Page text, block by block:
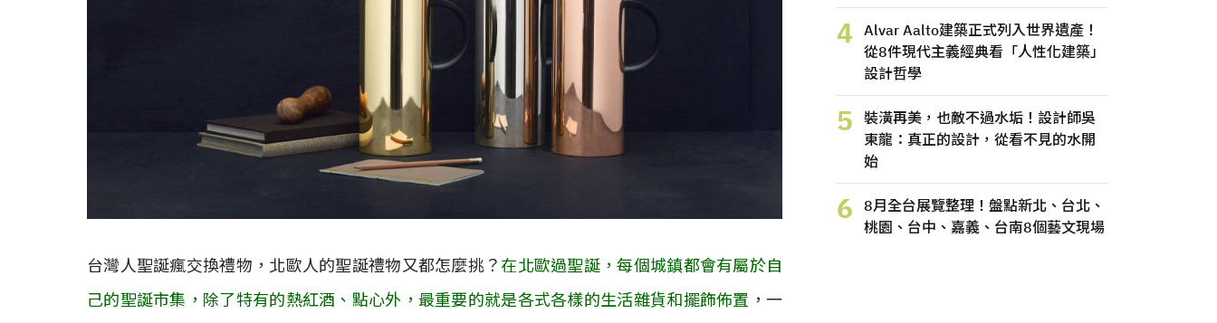
台灣人聖誕瘋交換禮物，北歐人的聖誕禮物又都怎麼挑？ 在北歐過聖誕，每個城鎮都會有屬於自
己的聖誕市集，除了特有的熱紅酒、點心外，最重要的就是各式各樣的生活雜貨和擺飾佈置 ，一
4
Alvar Aalto建築正式列入世界遺產！
從8件現代主義經典看「人性化建築」
設計哲學
5
裝潢再美，也敵不過水垢！設計師吳
東龍：真正的設計，從看不見的水開
始
6
8月全台展覽整理！盤點新北、台北、
桃園、台中、嘉義、台南8個藝文現場